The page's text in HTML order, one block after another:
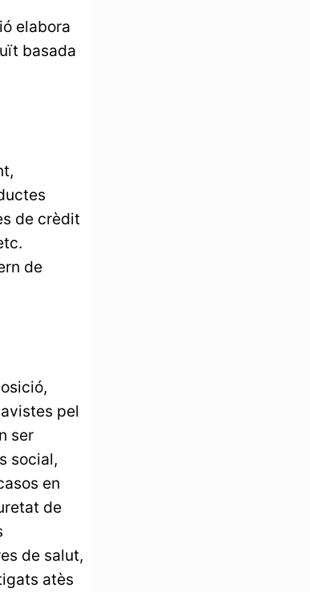
elabora
basada
de crèdit
de
pel
ser
social,
en
de
de salut,
atès